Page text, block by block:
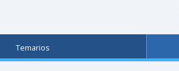
Temarios